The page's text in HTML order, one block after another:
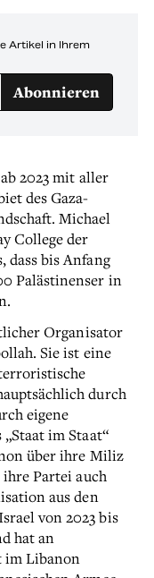
Artikel in Ihrem
Abonnieren
2023 mit aller
des Gaza-
Michael
College der
dass bis Anfang
Palästinenser in
Organisator
Sie ist eine
durch
eigene
im Staat“
über ihre Miliz
Partei auch
aus den
von 2023 bis
hat an
im Libanon